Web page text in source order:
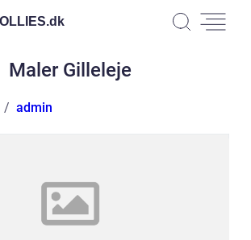
dk
Maler Gilleleje
admin